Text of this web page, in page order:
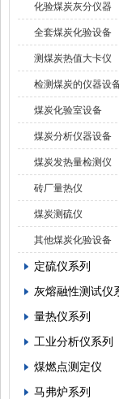
化验煤炭灰分仪器
全套煤炭化验设备
测煤炭热值大卡仪
检测煤炭的仪器设
煤炭化验室设备
煤炭分析仪器设备
煤炭发热量检测仪
砖厂量热仪
煤炭测硫仪
其他煤炭化验设备
定硫仪系列
灰熔融性测试仪
量热仪系列
工业分析仪系列
煤燃点测定仪
马弗炉系列